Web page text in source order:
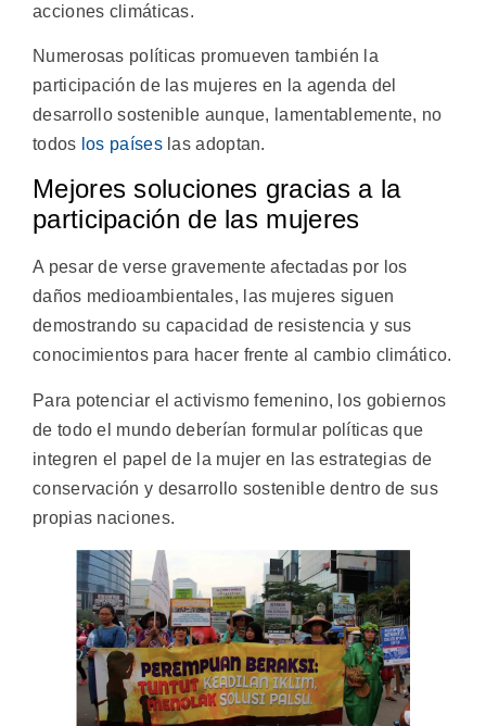
acciones climáticas.
Numerosas políticas promueven también la
participación de las mujeres en la agenda del
desarrollo sostenible aunque, lamentablemente, no
todos los paíseslas adoptan.
Mejores soluciones gracias a la
participación de las mujeres
A pesar de verse gravemente afectadas por los
daños medioambientales, las mujeres siguen
demostrando su capacidad de resistencia y sus
conocimientos para hacer frente al cambio climático.
Para potenciar el activismo femenino, los gobiernos
de todo el mundo deberían formular políticas que
integren el papel de la mujer en las estrategias de
conservación y desarrollo sostenible dentro de sus
propias naciones.